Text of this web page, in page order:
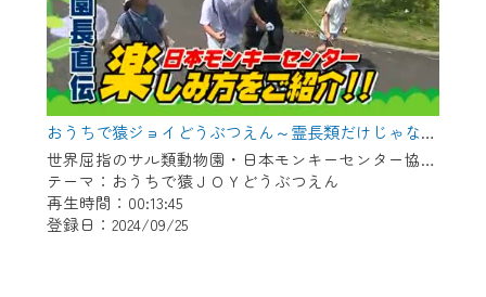
おうちで猿ジョイどうぶつえん～霊長類だけじゃない！？ 夏休みは日本モンキーセンターへ！～（2024年8月16日初回放送）
世界屈指のサル類動物園・日本モンキーセンター協力の親子で学べる動物番組。
テーマ：おうちで猿ＪＯＹどうぶつえん
再生時間：00:13:45
登録日：2024/09/25